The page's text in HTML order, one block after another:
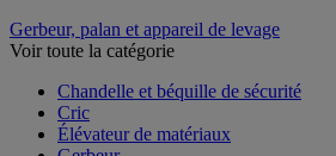
Gerbeur, palan et appareil de levage
Voir toute la catégorie
Chandelle et béquille de sécurité
Cric
Élévateur de matériaux